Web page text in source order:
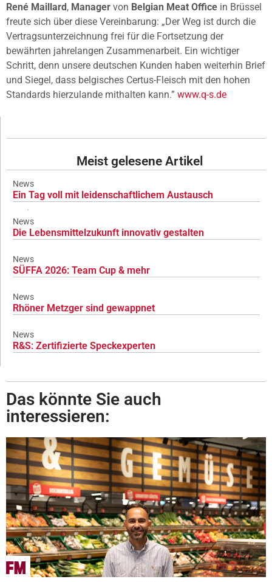
René Maillard, Manager von Belgian Meat Office in Brüssel
freute sich über diese Vereinbarung: „Der Weg ist durch die
Vertragsunterzeichnung frei für die Fortsetzung der
bewährten jahrelangen Zusammenarbeit. Ein wichtiger
Schritt, denn unsere deutschen Kunden haben weiterhin Brief
und Siegel, dass belgisches Certus-Fleisch mit den hohen
Standards hierzulande mithalten kann.” www.q-s.de
Meist gelesene Artikel
News
Ein Tag voll mit leidenschaftlichem Austausch
News
Die Lebensmittelzukunft innovativ gestalten
News
SÜFFA 2026: Team Cup & mehr
News
Rhöner Metzger sind gewappnet
News
R&S: Zertifizierte Speckexperten
Das könnte Sie auch
interessieren: